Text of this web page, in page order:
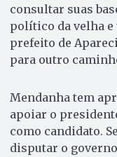
consultar suas
político da velha e
prefeito de
para outro
Mendanha tem
apoiar o
como candidato.
disputar o